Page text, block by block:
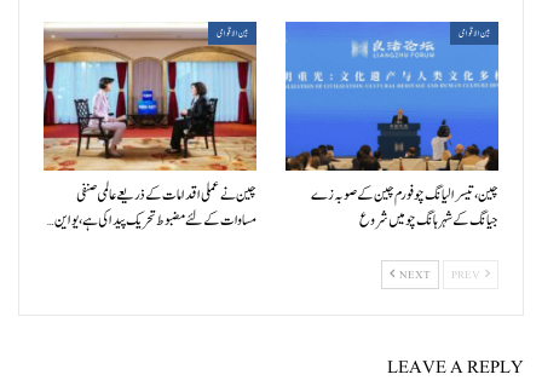
بین الاقوامی
چین، تیسرا لیانگ چو فورم چین کے صوبہ زے
جیانگ کے شہر ہانگ چو میں شروع
بین الاقوامی
چین نے عملی اقدامات کے ذریعے عالمی صنفی
مساوات کے لئے مضبوط تحریک پیدا کی ہے، یو این…
NEXT
LEAVE A REPLY